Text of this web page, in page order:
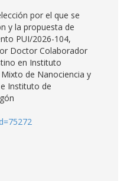
por el que se
y la propuesta de
PUI/2026-104,
Doctor Colaborador
en Instituto
de Nanociencia y
Instituto de